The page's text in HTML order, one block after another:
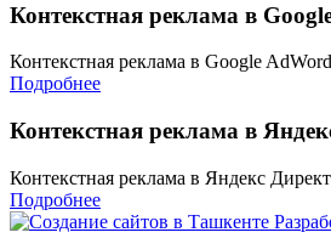
Контекстная реклама в
Контекстная реклама в Google
Подробнее
Контекстная реклама в
Контекстная реклама в Яндекс
Подробнее